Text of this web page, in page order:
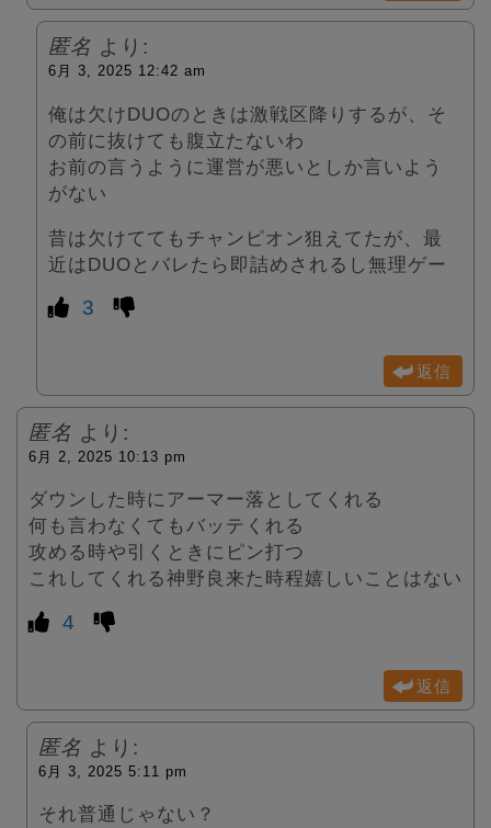
匿名 より:
6月 3, 2025 12:42 am
俺は欠けDUOのときは激戦区降りするが、そ
の前に抜けても腹立たないわ
お前の言うように運営が悪いとしか言いよう
がない
昔は欠けててもチャンピオン狙えてたが、最
近はDUOとバレたら即詰めされるし無理ゲー
3
返信
匿名 より:
6月 2, 2025 10:13 pm
ダウンした時にアーマー落としてくれる
何も言わなくてもバッテくれる
攻める時や引くときにピン打つ
これしてくれる神野良来た時程嬉しいことはない
4
返信
匿名 より:
6月 3, 2025 5:11 pm
それ普通じゃない？